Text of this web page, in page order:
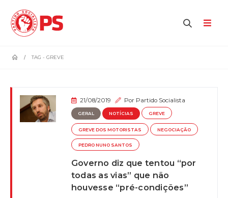
TAG - GREVE
21/08/2019 Por Partido Socialista
GERAL NOTÍCIAS GREVE
GREVE DOS MOTORISTAS NEGOCIAÇÃO
PEDRO NUNO SANTOS
Governo diz que tentou “por
todas as vias” que não
houvesse “pré-condições”